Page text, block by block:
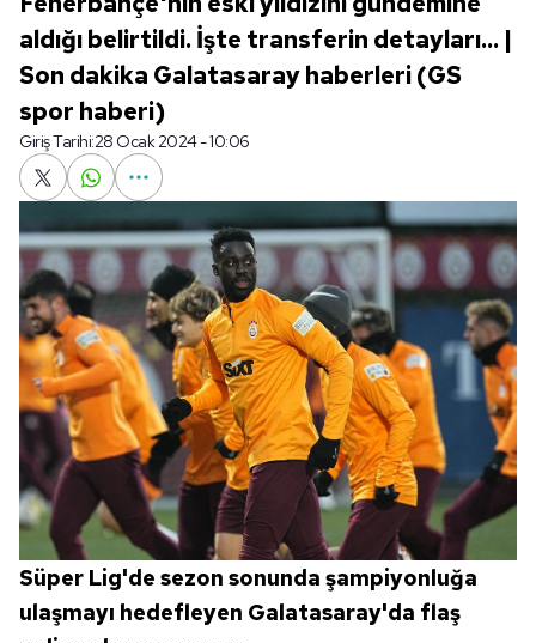
aldığı belirtildi. İşte transferin detayları... |
Son dakika Galatasaray haberleri (GS
spor haberi)
Giriş Tarihi:28 Ocak 2024 - 10:06
Süper Lig'de sezon sonunda şampiyonluğa
ulaşmayı hedefleyen Galatasaray'da flaş